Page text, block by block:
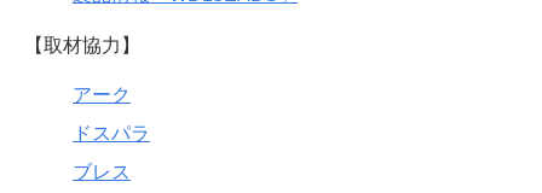
【取材協力】
アーク
ドスパラ
ブレス